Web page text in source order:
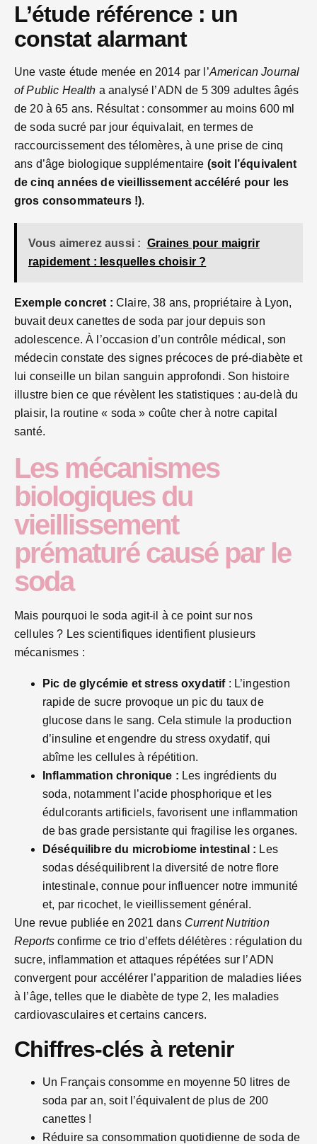
L’étude référence : un
constat alarmant
Une vaste étude menée en 2014 par l’American Journal
of Public Health a analysé l’ADN de 5 309 adultes âgés
de 20 à 65 ans. Résultat : consommer au moins 600 ml
de soda sucré par jour équivalait, en termes de
raccourcissement des télomères, à une prise de cinq
ans d’âge biologique supplémentaire (soit l’équivalent
de cinq années de vieillissement accéléré pour les
gros consommateurs !).
Vous aimerez aussi : Graines pour maigrir
rapidement​ : lesquelles choisir ?
Exemple concret : Claire, 38 ans, propriétaire à Lyon,
buvait deux canettes de soda par jour depuis son
adolescence. À l’occasion d’un contrôle médical, son
médecin constate des signes précoces de pré-diabète et
lui conseille un bilan sanguin approfondi. Son histoire
illustre bien ce que révèlent les statistiques : au-delà du
plaisir, la routine « soda » coûte cher à notre capital
santé.
Les mécanismes
biologiques du
vieillissement
prématuré causé par le
soda
Mais pourquoi le soda agit-il à ce point sur nos
cellules ? Les scientifiques identifient plusieurs
mécanismes :
Pic de glycémie et stress oxydatif: L’ingestion
rapide de sucre provoque un pic du taux de
glucose dans le sang. Cela stimule la production
d’insuline et engendre du stress oxydatif, qui
abîme les cellules à répétition.
Inflammation chronique : Les ingrédients du
soda, notamment l’acide phosphorique et les
édulcorants artificiels, favorisent une inflammation
de bas grade persistante qui fragilise les organes.
Déséquilibre du microbiome intestinal : Les
sodas déséquilibrent la diversité de notre flore
intestinale, connue pour influencer notre immunité
et, par ricochet, le vieillissement général.
Une revue publiée en 2021 dans Current Nutrition
Reports confirme ce trio d’effets délétères : régulation du
sucre, inflammation et attaques répétées sur l’ADN
convergent pour accélérer l’apparition de maladies liées
à l’âge, telles que le diabète de type 2, les maladies
cardiovasculaires et certains cancers.
Chiffres-clés à retenir
Un Français consomme en moyenne 50 litres de
soda par an, soit l’équivalent de plus de 200
canettes !
Réduire sa consommation quotidienne de soda de